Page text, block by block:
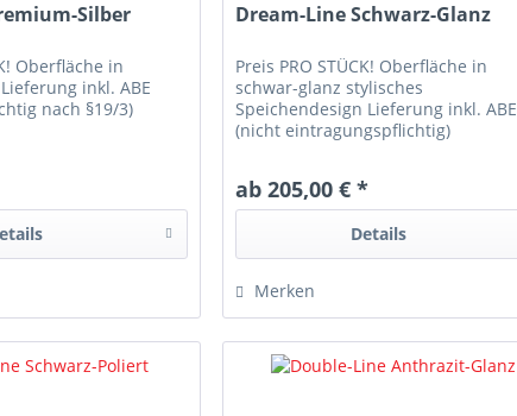
Silber
Oberfläche in
inkl. ABE
nach §19/3)
Dream-Line Schwarz-Glanz
Preis PRO STÜCK! Oberfläche in
schwar-glanz stylisches
Speichendesign Lieferung inkl. ABE
(nicht eintragungspflichtig)
ab 205,00 € *
Details
Merken